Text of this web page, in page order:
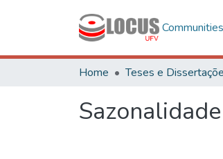
Home Teses e